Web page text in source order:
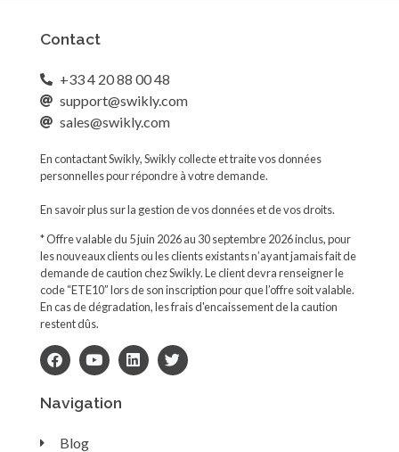
Contact
+33 4 20 88 00 48
support@swikly.com
sales@swikly.com
En contactant Swikly, Swikly collecte et traite vos données
personnelles pour répondre à votre demande.
En savoir plus sur la gestion de vos données et de vos droits.
* Offre valable du 5 juin 2026 au 30 septembre 2026 inclus, pour
les nouveaux clients ou les clients existants n’ayant jamais fait de
demande de caution chez Swikly. Le client devra renseigner le
code “ETE10” lors de son inscription pour que l’offre soit valable.
En cas de dégradation, les frais d'encaissement de la caution
restent dûs.
Navigation
Blog